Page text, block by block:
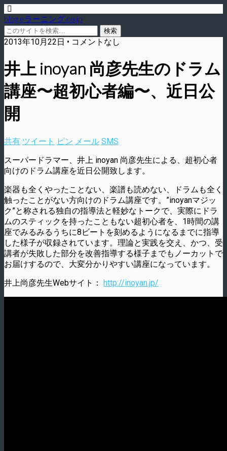
blog.eラーニング.co.jp
2013年10月22日 • コメントなし
井上 inoyan 尚彦先生のドラム
講座〜超初心者編〜、近日公
開
共有 ツイート ピン メール SMS
スーパードラマー、井上 inoyan 尚彦先生による、超初心者
向けのドラム講座を近日公開致します。
楽器も全くやったことない、楽譜も読めない、ドラムも全く
触ったことがない方向けのドラム講座です。”inoyanマジッ
ク”と称される独自の指導法と軽妙なトークで、実際にドラ
ムのスティックを持ったこともない超初心者を、1時間の講
座でみるみるうちに8ビートを刻めるようになるまでに指導
した様子が収録されています。理論と実践を交え、かつ、受
講者が失敗した部分を改善指導する様子までもノーカットで
お届けするので、大変分かりやすい講座になっています。
井上尚彦先生Webサイト： http://inoyan.jp/